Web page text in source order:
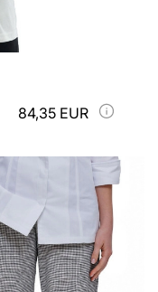
84,35 EUR